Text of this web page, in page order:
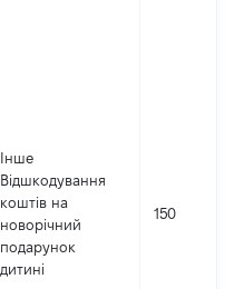
Інше
Відшкодування
коштів на
новорічний
подарунок
дитині
150